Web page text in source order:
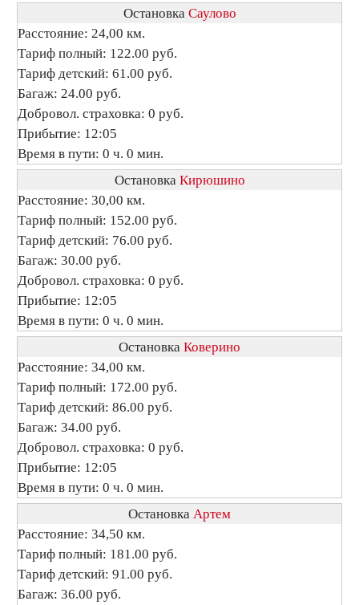
Остановка Саулово
Расстояние: 24,00 км.
Тариф полный: 122.00 руб.
Тариф детский: 61.00 руб.
Багаж: 24.00 руб.
Добровол. страховка: 0 руб.
Прибытие: 12:05
Время в пути: 0 ч. 0 мин.
Остановка Кирюшино
Расстояние: 30,00 км.
Тариф полный: 152.00 руб.
Тариф детский: 76.00 руб.
Багаж: 30.00 руб.
Добровол. страховка: 0 руб.
Прибытие: 12:05
Время в пути: 0 ч. 0 мин.
Остановка Коверино
Расстояние: 34,00 км.
Тариф полный: 172.00 руб.
Тариф детский: 86.00 руб.
Багаж: 34.00 руб.
Добровол. страховка: 0 руб.
Прибытие: 12:05
Время в пути: 0 ч. 0 мин.
Остановка Артем
Расстояние: 34,50 км.
Тариф полный: 181.00 руб.
Тариф детский: 91.00 руб.
Багаж: 36.00 руб.